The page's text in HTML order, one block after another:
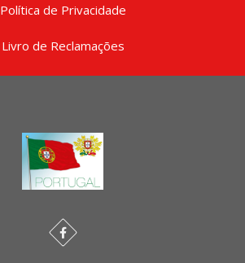
Política de Privacidade
Livro de Reclamações